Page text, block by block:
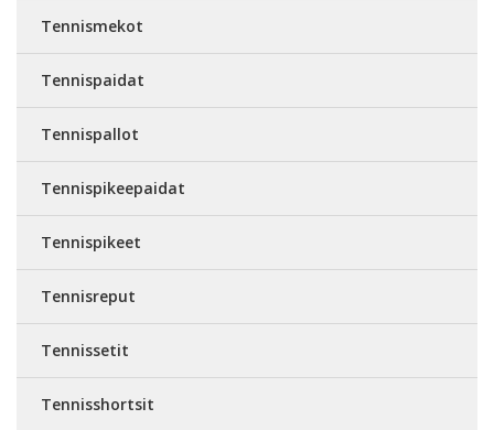
Tennismekot
Tennispaidat
Tennispallot
Tennispikeepaidat
Tennispikeet
Tennisreput
Tennissetit
Tennisshortsit